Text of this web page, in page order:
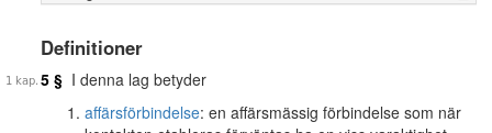
Definitioner
5 § I denna lag betyder
affärsförbindelse: en affärsmässig förbindelse som när